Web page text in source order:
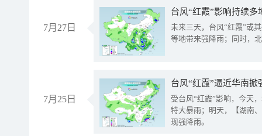
7月27日
台风“红霞”影响持续
未来三天，台风“红霞”或
等地带来强降雨；同时，
7月25日
台风“红霞”逼近华南
受台风“红霞”影响，今天
特大暴雨；明天，【湖南
现强降雨。